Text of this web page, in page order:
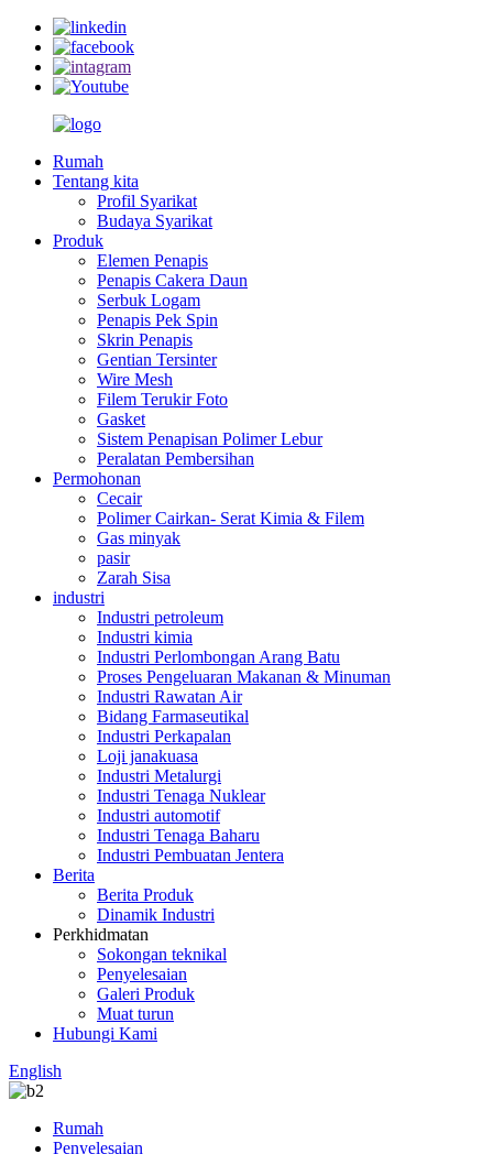
Rumah
Tentang kita
Profil Syarikat
Budaya Syarikat
Produk
Elemen Penapis
Penapis Cakera Daun
Serbuk Logam
Penapis Pek Spin
Skrin Penapis
Gentian Tersinter
Wire Mesh
Filem Terukir Foto
Gasket
Sistem Penapisan Polimer Lebur
Peralatan Pembersihan
Permohonan
Cecair
Polimer Cairkan- Serat Kimia & Filem
Gas minyak
pasir
Zarah Sisa
industri
Industri petroleum
Industri kimia
Industri Perlombongan Arang Batu
Proses Pengeluaran Makanan & Minuman
Industri Rawatan Air
Bidang Farmaseutikal
Industri Perkapalan
Loji janakuasa
Industri Metalurgi
Industri Tenaga Nuklear
Industri automotif
Industri Tenaga Baharu
Industri Pembuatan Jentera
Berita
Berita Produk
Dinamik Industri
Perkhidmatan
Sokongan teknikal
Penyelesaian
Galeri Produk
Muat turun
Hubungi Kami
English
Rumah
Penyelesaian